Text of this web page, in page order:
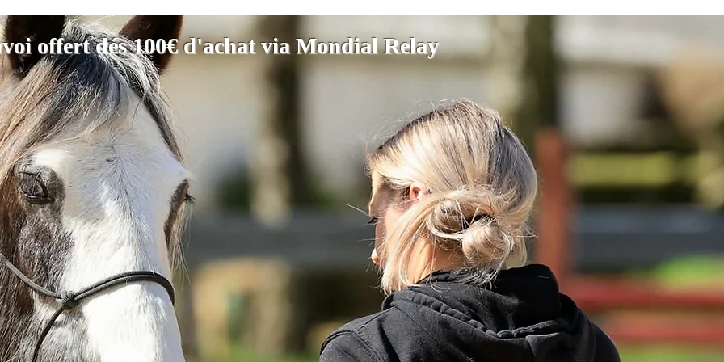
offert dés 100€ d'achat via Mondial Relay